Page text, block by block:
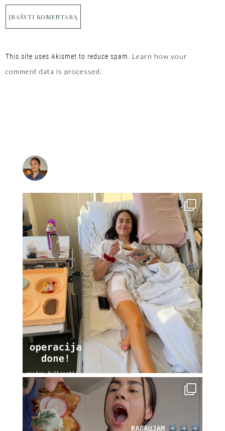
This site uses Akismet to reduce spam. Learn how your
comment data is processed.